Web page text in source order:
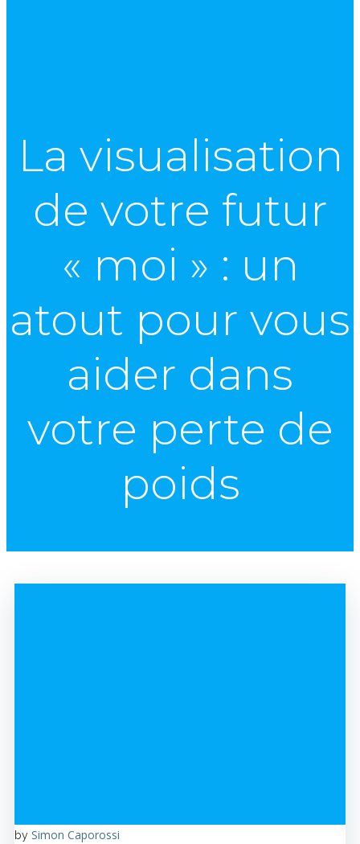
La visualisation
de votre futur
« moi » : un
atout pour vous
aider dans
votre perte de
poids
by Simon Caporossi